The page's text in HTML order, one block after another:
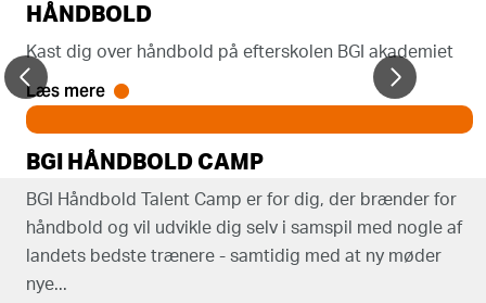
HÅNDBOLD
Kast dig over håndbold på efterskolen BGI akademiet
Læs mere
BGI HÅNDBOLD CAMP
BGI Håndbold Talent Camp er for dig, der brænder for
håndbold og vil udvikle dig selv i samspil med nogle af
landets bedste trænere - samtidig med at ny møder
nye...